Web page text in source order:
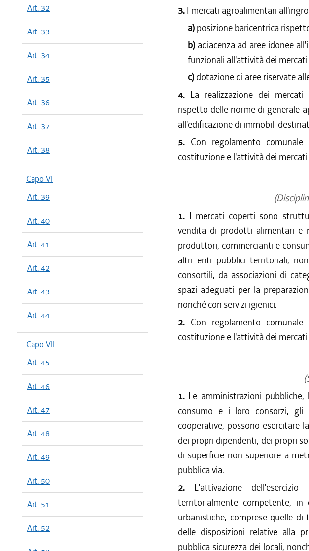
Art. 32
Art. 33
Art. 34
Art. 35
Art. 36
Art. 37
Art. 38
Capo VI
Art. 39
Art. 40
Art. 41
Art. 42
Art. 43
Art. 44
Capo VII
Art. 45
Art. 46
Art. 47
Art. 48
Art. 49
Art. 50
Art. 51
Art. 52
3. I mercati agroalimentari
a) posizione baricentrica
b) adiacenza ad aree idonee
funzionali all'attività dei mercati
c) dotazione di aree riservate
4. La realizzazione dei
rispetto delle norme di generale
all'edificazione di immobili
5. Con regolamento
costituzione e l'attività dei
1. I mercati coperti sono
vendita di prodotti alimentari e
produttori, commercianti e
altri enti pubblici territoriali,
consortili, da associazioni di
spazi adeguati per la
nonché con servizi igienici.
2. Con regolamento
costituzione e l'attività dei
1. Le amministrazioni
consumo e i loro consorzi, gli
cooperative, possono esercitare
dei propri dipendenti, dei propri
di superficie non superiore a
pubblica via.
2. L'attivazione
territorialmente competente,
urbanistiche, comprese quelle
delle disposizioni relative alla
pubblica sicurezza dei locali,